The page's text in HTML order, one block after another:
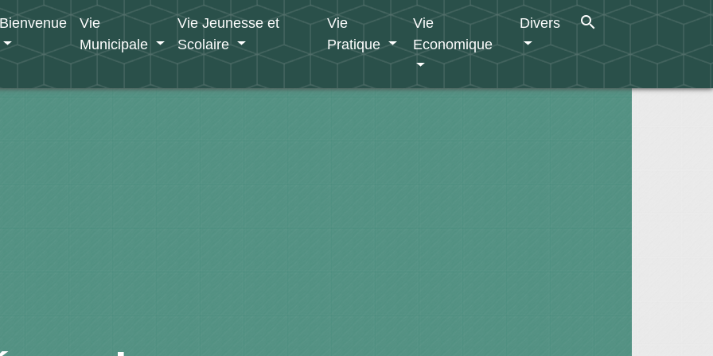
Bienvenue
Vie
Municipale
Vie Jeunesse et
Scolaire
Vie
Pratique
Vie
Economique
Divers search